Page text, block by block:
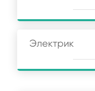
Электрик